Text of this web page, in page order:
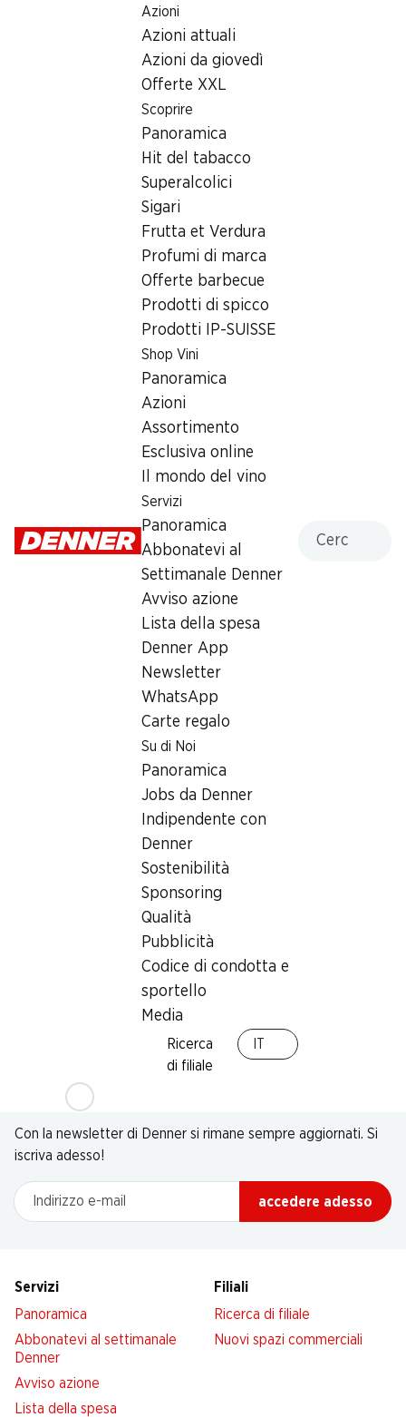
Azioni
Azioni attuali
Azioni da giovedì
Offerte XXL
Scoprire
Panoramica
Hit del tabacco
Superalcolici
Sigari
Frutta et Verdura
Profumi di marca
Offerte barbecue
Prodotti di spicco
Prodotti IP-SUISSE
Shop Vini
Panoramica
Azioni
Assortimento
Esclusiva online
Il mondo del vino
Servizi
Panoramica
Abbonatevi al
Settimanale Denner
Avviso azione
Lista della spesa
Denner App
Newsletter
WhatsApp
Carte regalo
Su di Noi
Panoramica
Jobs da Denner
Indipendente con
Denner
Sostenibilità
Sponsoring
Qualità
Pubblicità
Codice di condotta e
sportello
Media
Ricerca
di filiale
Ricerca di filiale
Filiale Denner Teststrasse 1, 8000 Zürich
8000 Zürich
Teststrasse 1, 8000 Zürich
Orari di apertura
Sabato
Caffè da asporto,Prelievo di contanti con
Post-Card / M-Card
Newsletter
Con la newsletter di Denner si rimane sempre aggiornati. Si
iscriva adesso!
Indirizzo e-mail
accedere adesso
Servizi
Panoramica
Abbonatevi al settimanale
Denner
Avviso azione
Lista della spesa
Filiali
Ricerca di filiale
Nuovi spazi commerciali